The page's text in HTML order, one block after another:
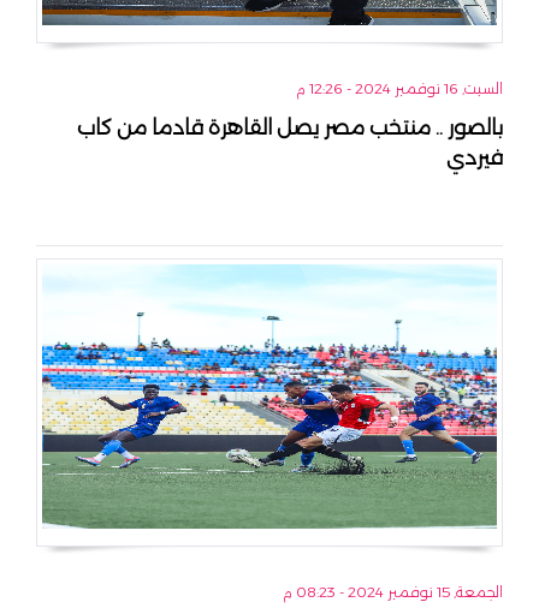
السبت, 16 نوفمبر 2024 - 12:26 م
بالصور .. منتخب مصر يصل القاهرة قادما من كاب
فيردي
الجمعة, 15 نوفمبر 2024 - 08:23 م